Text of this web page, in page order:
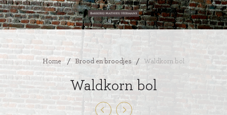
Home / Brood en broodjes / Waldkorn bol
Waldkorn bol